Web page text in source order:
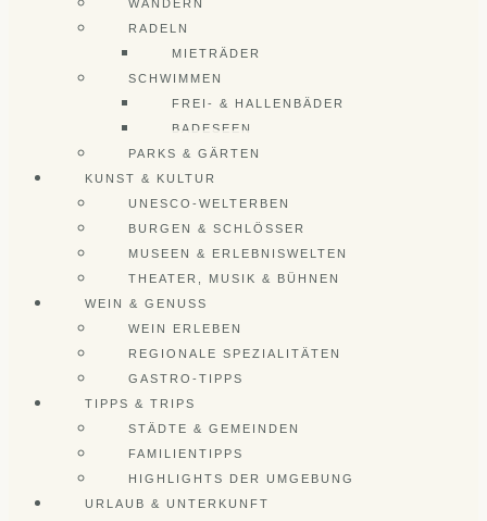
WANDERN
RADELN
MIETRÄDER
SCHWIMMEN
FREI- & HALLENBÄDER
BADESEEN
PARKS & GÄRTEN
KUNST & KULTUR
UNESCO-WELTERBEN
BURGEN & SCHLÖSSER
MUSEEN & ERLEBNISWELTEN
THEATER, MUSIK & BÜHNEN
WEIN & GENUSS
WEIN ERLEBEN
REGIONALE SPEZIALITÄTEN
GASTRO-TIPPS
TIPPS & TRIPS
STÄDTE & GEMEINDEN
FAMILIENTIPPS
HIGHLIGHTS DER UMGEBUNG
URLAUB & UNTERKUNFT